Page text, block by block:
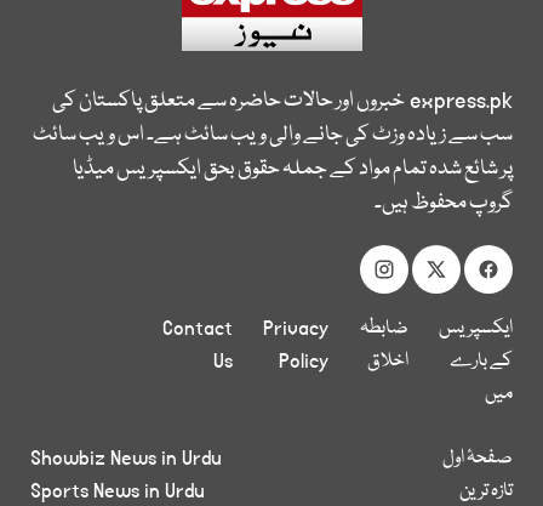
express.pkخبروں اور حالات حاضرہ سے متعلق پاکستان کی
سب سے زیادہ وزٹ کی جانے والی ویب سائٹ ہے۔ اس ویب سائٹ
پر شائع شدہ تمام مواد کے جملہ حقوق بحق ایکسپریس میڈیا
گروپ محفوظ ہیں۔
ایکسپریس
کے بارے
میں
ضابطہ
اخلاق
Privacy
Policy
Contact
Us
صفحۂ اول
تازہ ترین
Showbiz News in Urdu
Sports News in Urdu